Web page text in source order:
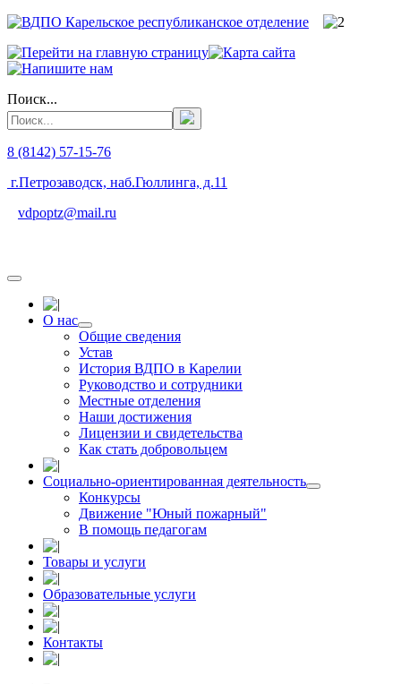
Поиск...
8 (8142) 57-15-76
г.Петрозаводск, наб.Гюллинга, д.11
vdpoptz@mail.ru
О нас
Общие сведения
Устав
История ВДПО в Карелии
Руководство и сотрудники
Местные отделения
Наши достижения
Лицензии и свидетельства
Как стать добровольцем
Социально-ориентированная деятельность
Конкурсы
Движение "Юный пожарный"
В помощь педагогам
Товары и услуги
Образовательные услуги
Контакты